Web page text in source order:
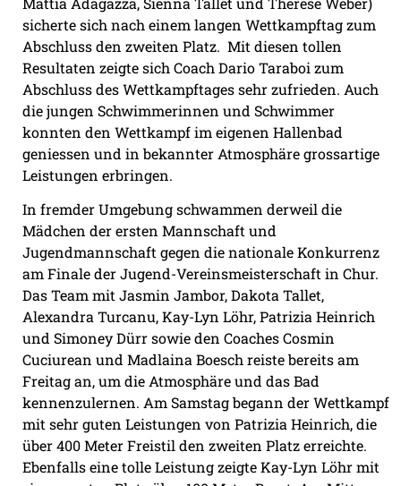
sicherte sich nach einem langen Wettkampftag zum
Abschluss den zweiten Platz. Mit diesen tollen
Resultaten zeigte sich Coach Dario Taraboi zum
Abschluss des Wettkampftages sehr zufrieden. Auch
die jungen Schwimmerinnen und Schwimmer
konnten den Wettkampf im eigenen Hallenbad
geniessen und in bekannter Atmosphäre grossartige
Leistungen erbringen.
In fremder Umgebung schwammen derweil die
Mädchen der ersten Mannschaft und
Jugendmannschaft gegen die nationale Konkurrenz
am Finale der Jugend-Vereinsmeisterschaft in Chur.
Das Team mit Jasmin Jambor, Dakota Tallet,
Alexandra Turcanu, Kay-Lyn Löhr, Patrizia Heinrich
und Simoney Dürr sowie den Coaches Cosmin
Cuciurean und Madlaina Boesch reiste bereits am
Freitag an, um die Atmosphäre und das Bad
kennenzulernen. Am Samstag begann der Wettkampf
mit sehr guten Leistungen von Patrizia Heinrich, die
über 400 Meter Freistil den zweiten Platz erreichte.
Ebenfalls eine tolle Leistung zeigte Kay-Lyn Löhr mit